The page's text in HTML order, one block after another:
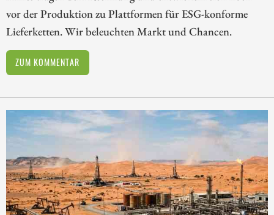
vor der Produktion zu Plattformen für ESG-konforme
Lieferketten. Wir beleuchten Markt und Chancen.
ZUM KOMMENTAR